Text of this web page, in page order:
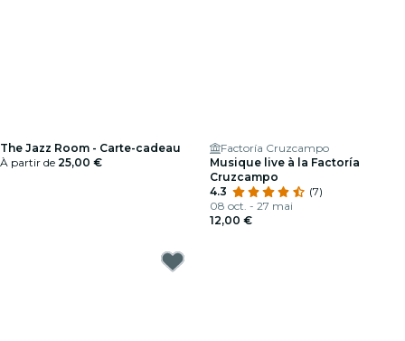
The Jazz Room - Carte-cadeau
À partir de 25,00 €
Factoría Cruzcampo
Musique live à la Factoría
Cruzcampo
4.3
(7)
08 oct. - 27 mai
12,00 €